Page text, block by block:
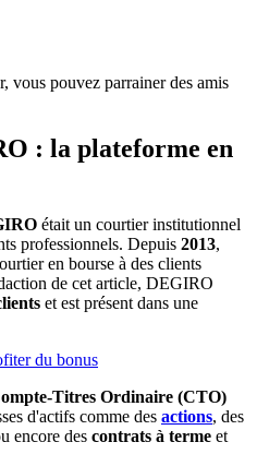
vous pouvez parrainer des amis
: la plateforme en
était un courtier institutionnel
professionnels. Depuis 2013,
en bourse à des clients
de cet article, DEGIRO
et est présent dans une
du bonus
Titres Ordinaire (CTO)
d'actifs comme des actions, des
encore des contrats à terme et